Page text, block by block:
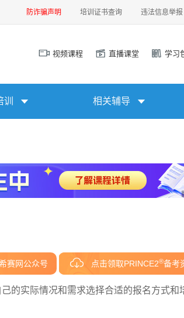
防诈骗声明 培训证书查询 违法信息举报
视频课程 直播课堂 学习
相关辅导
赛网公众号 点击领取PRINCE2®备考
的实际情况和需求选择合适的报名方式和